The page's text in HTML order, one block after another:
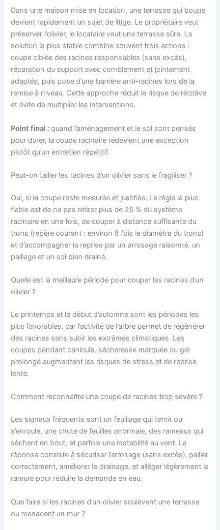
Dans une maison mise en location, une terrasse qui bouge
devient rapidement un sujet de litige. Le propriétaire veut
préserver l’olivier, le locataire veut une terrasse sûre. La
solution la plus stable combine souvent trois actions :
coupe ciblée des racines responsables (sans excès),
réparation du support avec comblement et jointement
adaptés, puis pose d’une barrière anti-racines lors de la
remise à niveau. Cette approche réduit le risque de récidive
et évite de multiplier les interventions.
Point final : quand l’aménagement et le sol sont pensés
pour durer, la coupe racinaire redevient une exception
plutôt qu’un entretien répétitif.
Peut-on tailler les racines d’un olivier sans le fragiliser ?
Oui, si la coupe reste mesurée et justifiée. La règle la plus
fiable est de ne pas retirer plus de 25 % du système
racinaire en une fois, de couper à distance suffisante du
tronc (repère courant : environ 8 fois le diamètre du tronc)
et d’accompagner la reprise par un arrosage raisonné, un
paillage et un sol bien drainé.
Quelle est la meilleure période pour couper les racines d’un
olivier ?
Le printemps et le début d’automne sont les périodes les
plus favorables, car l’activité de l’arbre permet de régénérer
des racines sans subir les extrêmes climatiques. Les
coupes pendant canicule, sécheresse marquée ou gel
prolongé augmentent les risques de stress et de reprise
lente.
Comment reconnaître une coupe de racines trop sévère ?
Les signaux fréquents sont un feuillage qui ternit ou
s’enroule, une chute de feuilles anormale, des rameaux qui
sèchent en bout, et parfois une instabilité au vent. La
réponse consiste à sécuriser l’arrosage (sans excès), pailler
correctement, améliorer le drainage, et alléger légèrement la
ramure pour réduire la demande en eau.
Que faire si les racines d’un olivier soulèvent une terrasse
ou menacent un mur ?